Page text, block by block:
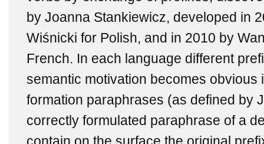
by Joanna Stankiewicz, developed in
Wiśnicki for Polish, and in 2010 by
French. In each language different
semantic motivation becomes obvious
formation paraphrases (as defined by
correctly formulated paraphrase of a